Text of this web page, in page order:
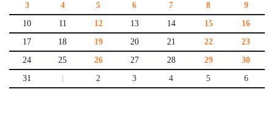
3
4 5 6 7 8
9
10
11 12 13 14 15
16
17
18 19 20 21 22
23
24
25 26 27 28 29
30
31
1 2 3 4 5 6